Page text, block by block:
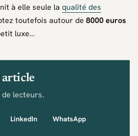
à elle seule la qualité des
toutefois autour de 8000 euros
luxe…
article
de lecteurs.
LinkedIn WhatsApp